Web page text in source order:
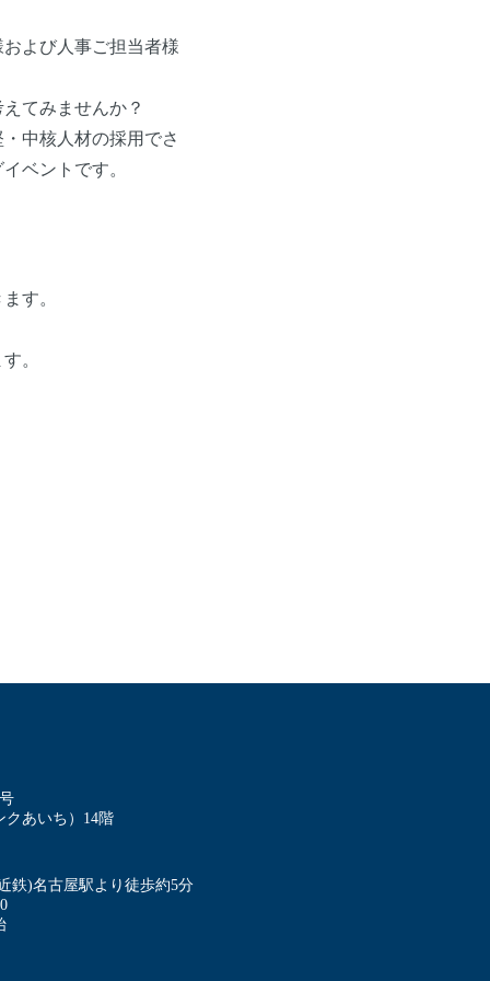
よび人事ご担当者様
てみませんか？
中核人材の採用でさ
ベントです。
す。
。
クあいち）14階
鉄)名古屋駅より徒歩約5分